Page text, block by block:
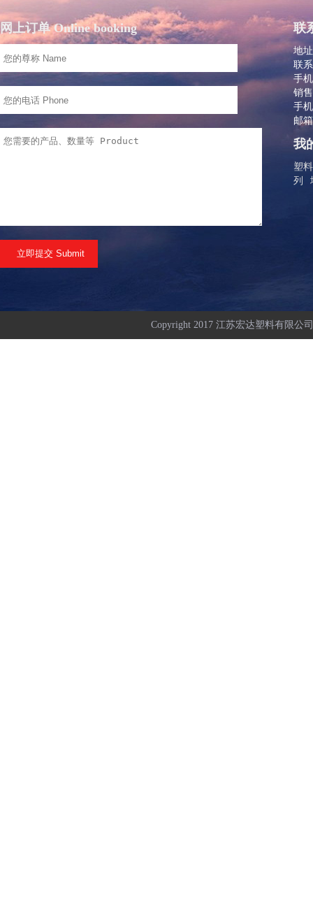
网上订单 Online booking 联
地
联
手
销
手
邮
我
塑
列
Copyright 2017 江苏宏达塑料有限公